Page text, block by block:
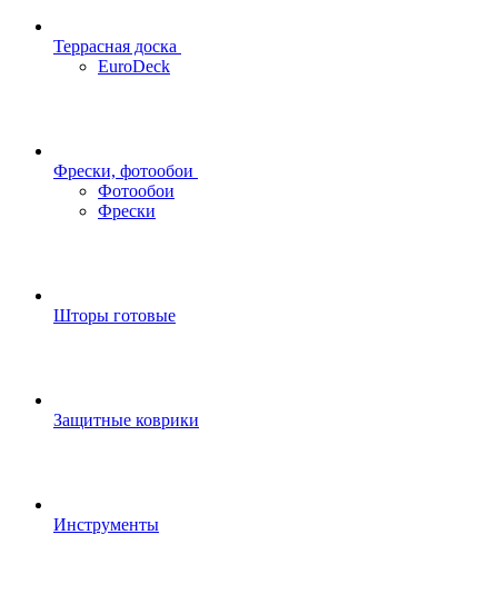
Террасная доска
EuroDeck
Фрески, фотообои
Фотообои
Фрески
Шторы готовые
Защитные коврики
Инструменты